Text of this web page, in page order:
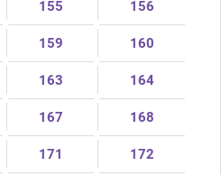
155 156
159 160
163 164
167 168
171 172